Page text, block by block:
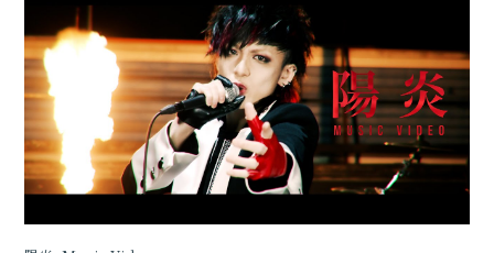
STREAMINGS
ONLINE STORE
CONTACT
RULES
BLOG
MOVIE
PHOTO